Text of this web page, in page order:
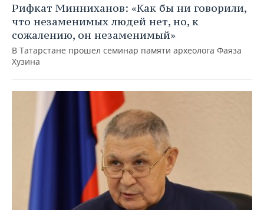
Рифкат Минниханов: «Как бы ни говорили,
что незаменимых людей нет, но, к
сожалению, он незаменимый»
В Татарстане прошел семинар памяти археолога Фаяза
Хузина